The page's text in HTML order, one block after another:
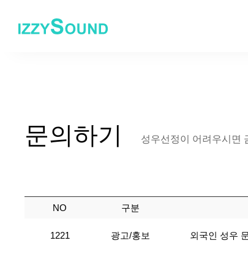
문의하기 성우선정이 어려우시면
NO 구분
1221 광고/홍보 외국인 성우